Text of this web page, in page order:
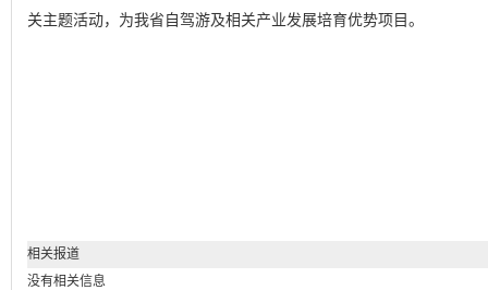
关主题活动，为我省自驾游及相关产业发展培育优势项目。
相关报道
没有相关信息